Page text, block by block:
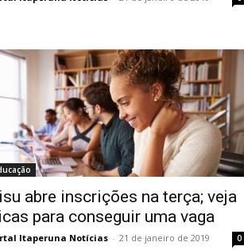
abre inscrições na terça; veja
para conseguir uma vaga
Itaperuna Notícias - 21 de janeiro de 2019 0